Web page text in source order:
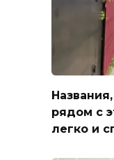
рядом с
легко и